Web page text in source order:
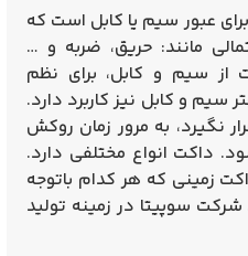
عبور سیم یا کابل است که
مانند: حریق، ضربه و …
از سیم و کابل، برای نظم
سیم و کابل نیز کاربرد دارد.
نگیرد، به مرور زمان روکش
داکت انواع مختلفی دارد.
زمینی که هر کدام باتوجه
شرکت سوپیتا در زمینه تولید